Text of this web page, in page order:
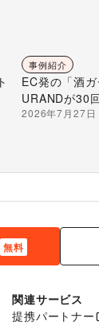
事例紹介
EC発の「酒
URANDが30
で届ける“新し
2026年7月27日
無料
関連サービス
提携パートナー